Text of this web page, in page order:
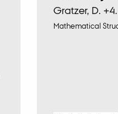
Gratzer, D. +4.
Mathematical